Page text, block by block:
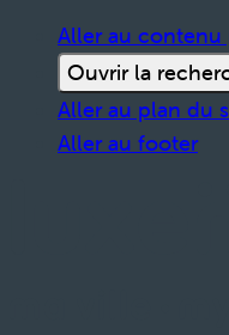
Aller au contenu
Ouvrir la
Aller au plan du
Aller au footer